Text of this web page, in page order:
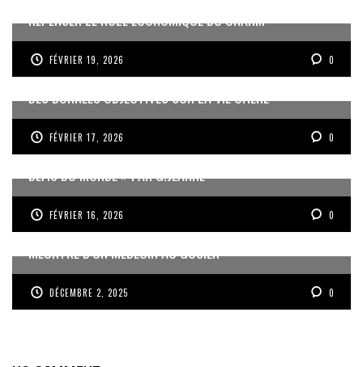
REPENSER LE RÔLE ÉCONOMIQUE DU CNARM
FÉVRIER 19, 2026 0
DES DONNÉES OBJECTIVES SUR LA VIE CHÈRE
FÉVRIER 17, 2026 0
« UN GOSIER FIER, FORT ET RESPONSABLE FACE AUX
DÉFIS DU MONDE » PAR G.JEANNE
FÉVRIER 16, 2026 0
MEURTRE D’UN MÉDECIN AU GOSIER
DÉCEMBRE 2, 2025 0